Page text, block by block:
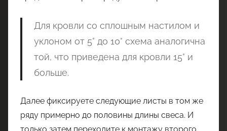
Для кровли со сплошным настилом и
уклоном от 5° до 10° схема аналогична
той, что приведена для кровли 15° и
больше.
Далее фиксируете следующие листы в том же
ряду примерно до половины длины свеса. И
только затем переходите к монтажу второго